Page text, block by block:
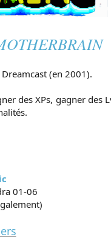
(en 2001).​
des XPs, gagner des
01-06